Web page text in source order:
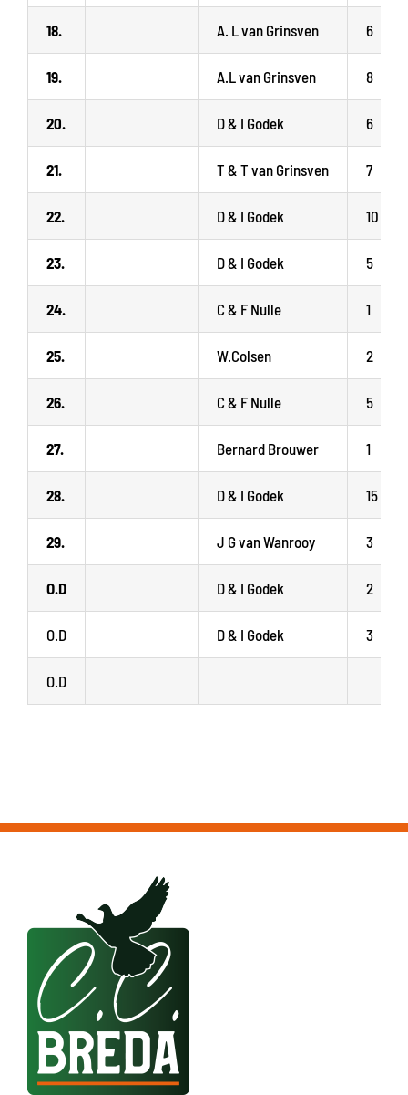
18. A. L van Grinsven 6
19. A.L van Grinsven 8
20. D & I Godek 6
21. T & T van Grinsven 7
22. D & I Godek 10
23. D & I Godek 5
24. C & F Nulle 1
25. W.Colsen 2
26. C & F Nulle 5
27. Bernard Brouwer 1
28. D & I Godek 15
29. J G van Wanrooy 3
O.D D & I Godek 2
O.D D & I Godek 3
O.D